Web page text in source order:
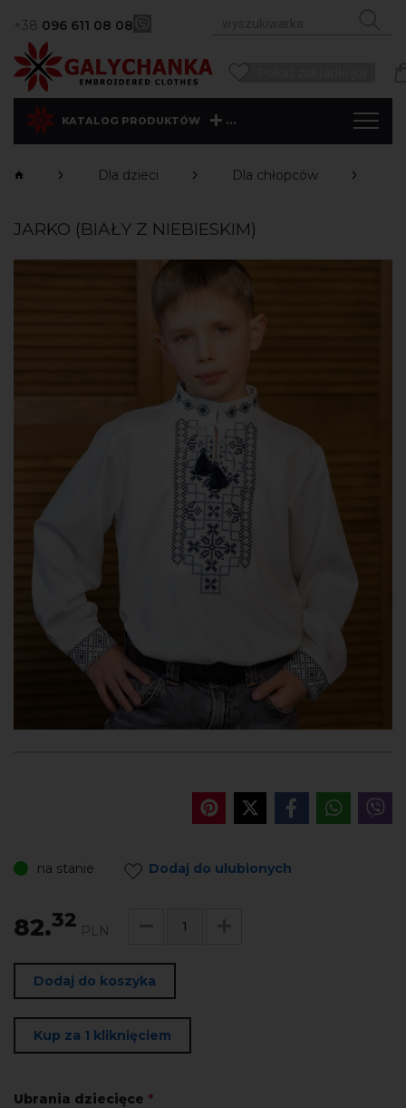
+38 096 611 08 08
KATALOG PRODUKTÓW ...
Dla dzieci Dla chłopców
JARKO (BIAŁY Z NIEBIESKIM)
na stanie Dodaj do ulubionych
82.32 PLN
Dodaj do koszyka
Kup za 1 kliknięciem
Ubrania dziecięce *